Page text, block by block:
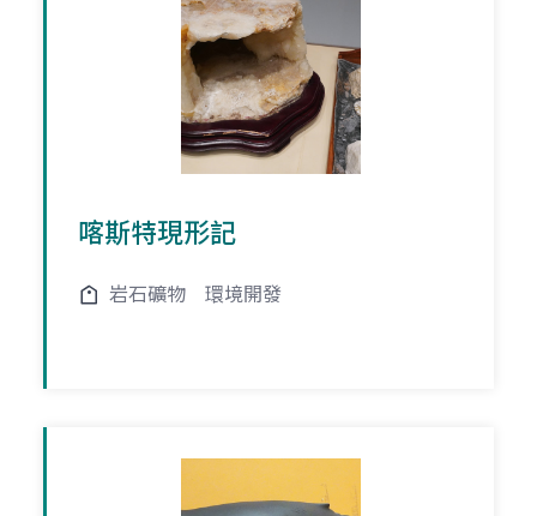
喀斯特現形記
岩石礦物 環境開發